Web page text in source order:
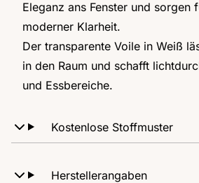
Eleganz ans Fenster und sorgen
moderner Klarheit.
Der transparente Voile in Weiß
in den Raum und schafft
und Essbereiche.
Kostenlose Stoffmuster
Herstellerangaben